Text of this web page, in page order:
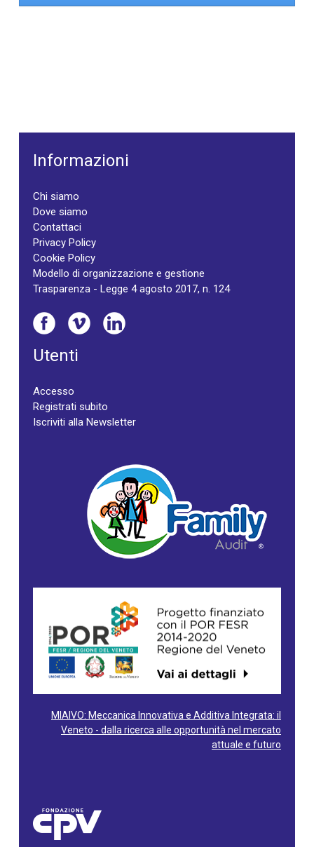
Informazioni
Chi siamo
Dove siamo
Contattaci
Privacy Policy
Cookie Policy
Modello di organizzazione e gestione
Trasparenza - Legge 4 agosto 2017, n. 124
Utenti
Accesso
Registrati subito
Iscriviti alla Newsletter
MIAIVO: Meccanica Innovativa e Additiva Integrata: il
Veneto - dalla ricerca alle opportunità nel mercato
attuale e futuro